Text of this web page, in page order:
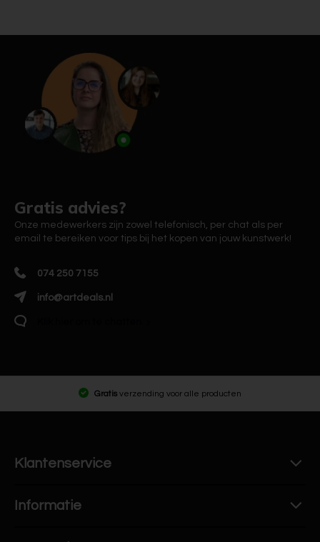
Gratis advies?
Onze medewerkers zijn zowel telefonisch, per chat als per
email te bereiken voor tips bij het kopen van jouw kunstwerk!
074 250 7155
info@artdeals.nl
Gratis verzending voor alle producten
Klantenservice
Informatie